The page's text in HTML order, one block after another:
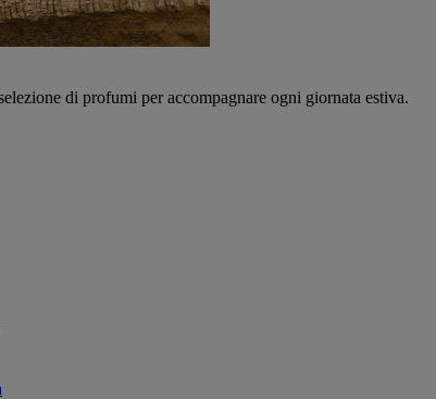
di profumi per accompagnare ogni giornata estiva.